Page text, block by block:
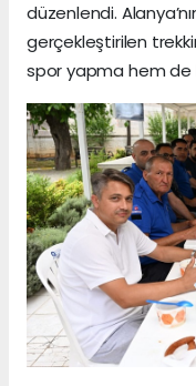
düzenlendi.
gerçekleştirilen
spor yapma hem de